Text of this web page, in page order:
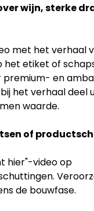
wijn, sterke
met het verhaal
het etiket of
premium- en
het verhaal deel
waarde.
of
hier"-video op
de bouwfase.